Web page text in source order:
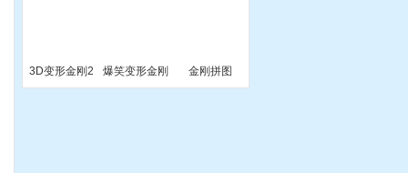
3D变形金刚2 爆笑变形金刚 金刚拼图